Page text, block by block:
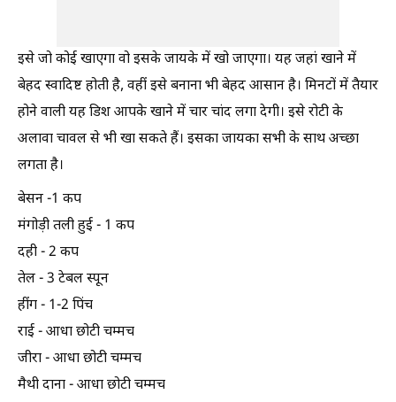
इसे जो कोई खाएगा वो इसके जायके में खो जाएगा। यह जहां खाने में
बेहद स्वादिष्ट होती है, वहीं इसे बनाना भी बेहद आसान है। मिनटों में तैयार
होने वाली यह डिश आपके खाने में चार चांद लगा देगी। इसे रोटी के
अलावा चावल से भी खा सकते हैं। इसका जायका सभी के साथ अच्छा
लगता है।
बेसन -1 कप
मंगोड़ी तली हुई - 1 कप
दही - 2 कप
तेल - 3 टेबल स्पून
हींग - 1-2 पिंच
राई - आधा छोटी चम्मच
जीरा - आधा छोटी चम्मच
मैथी दाना - आधा छोटी चम्मच